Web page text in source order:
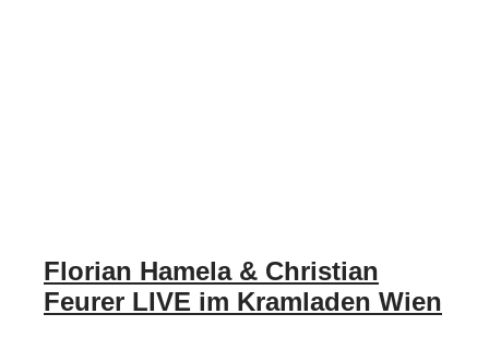
Florian Hamela & Christian
Feurer LIVE im Kramladen Wien